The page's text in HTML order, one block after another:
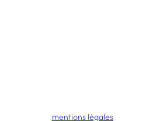
mentions légales